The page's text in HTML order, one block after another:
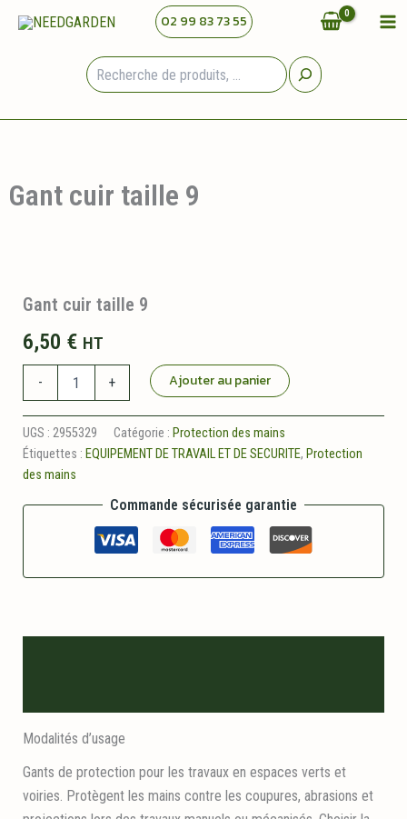
02 99 83 73 55
Gant cuir taille 9
Gant cuir taille 9
6,50 € HT
-
cuir
taille
+ Ajouter au panier
UGS : 2955329 Catégorie : Protection des mains
Étiquettes : EQUIPEMENT DE TRAVAIL ET DE SECURITE, Protection
des mains
Commande sécurisée garantie
Modalités d’usage
Gants de protection pour les travaux en espaces verts et
voiries. Protègent les mains contre les coupures, abrasions et